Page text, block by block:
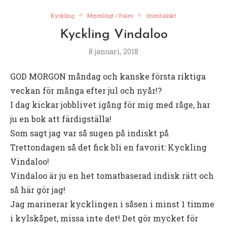
Kyckling Mejerilågt / Paleo Orientaliskt
Kyckling Vindaloo
8 januari, 2018
GOD MORGON måndag och kanske första riktiga
veckan för många efter jul och nyår!?
I dag kickar jobblivet igång för mig med råge, har
ju en bok att färdigställa!
Som sagt jag var så sugen på indiskt på
Trettondagen så det fick bli en favorit: Kyckling
Vindaloo!
Vindaloo är ju en het tomatbaserad indisk rätt och
så här gör jag!
Jag marinerar kycklingen i såsen i minst 1 timme
i kylskåpet, missa inte det! Det gör mycket för